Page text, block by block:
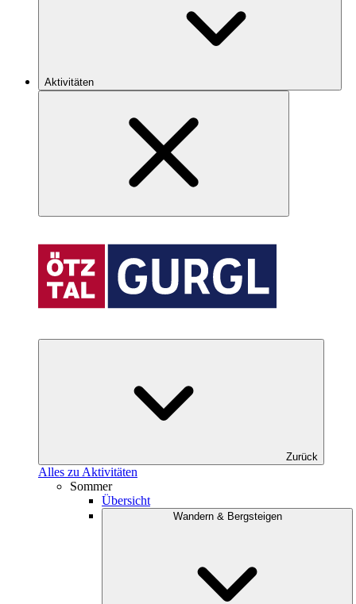
Aktivitäten
Zurück
Alles zu Aktivitäten
Sommer
Übersicht
Wandern & Bergsteigen